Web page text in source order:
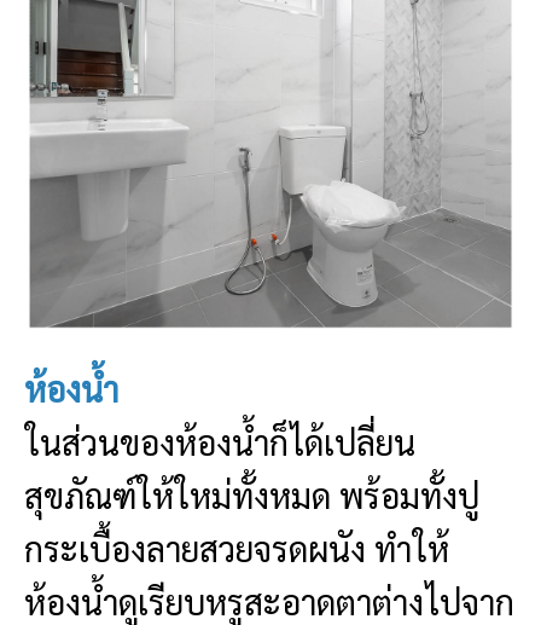
ห้องน้ำ
ในส่วนของห้องน้ำก็ได้เปลี่ยน
สุขภัณฑ์ให้ใหม่ทั้งหมด พร้อมทั้งปู
กระเบื้องลายสวยจรดผนัง ทำให้
ห้องน้ำดูเรียบหรูสะอาดตาต่างไปจาก